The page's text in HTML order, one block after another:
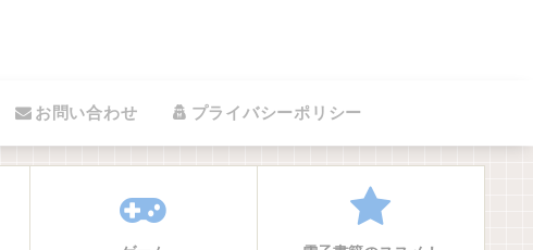
お問い合わせ プライバシーポリシー